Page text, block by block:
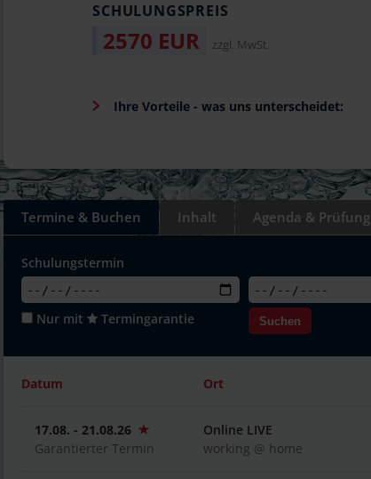
SCHULUNGSPREIS
2570 EUR zzgl. MwSt.
Ihre Vorteile - was uns unterscheidet:
Termine & Buchen Inhalt Agenda & Prüfung
Schulungstermin
Nur mit Termingarantie Suchen
Datum Ort
17.08. - 21.08.26
Garantierter Termin
Online LIVE
working @ home